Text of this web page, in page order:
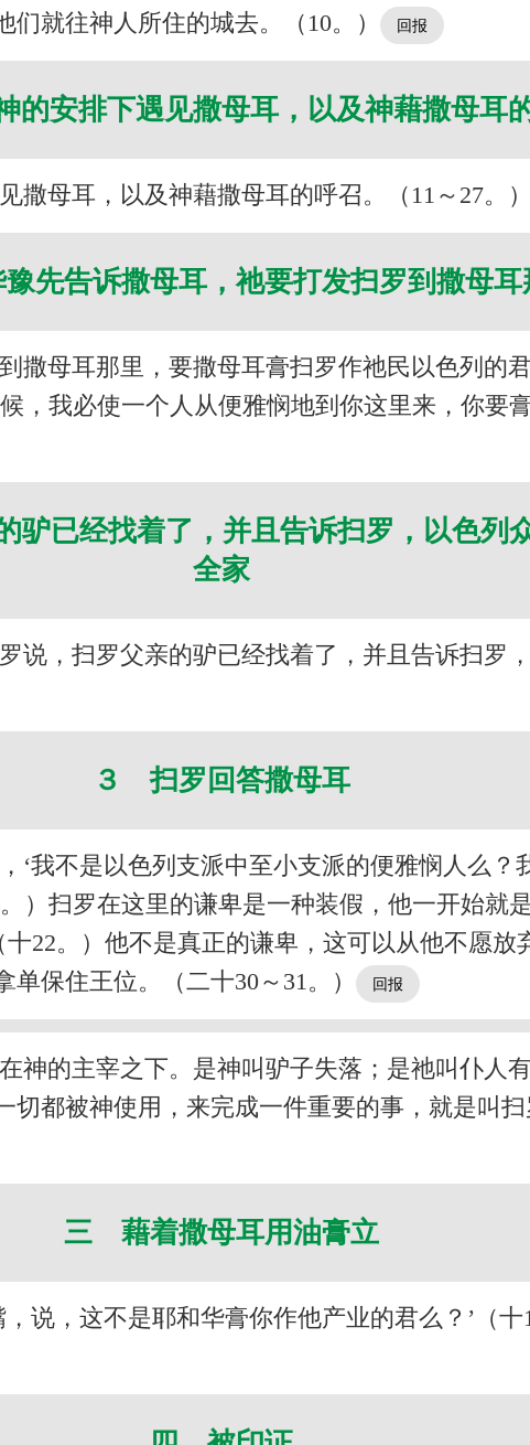
就往神人所住的城去。（10。）
安排下遇见撒母耳，以及神藉撒母耳
撒母耳，以及神藉撒母耳的呼召。（11～27。
先告诉撒母耳，祂要打发扫罗到撒母耳
撒母耳那里，要撒母耳膏扫罗作祂民以色列的
，我必使一个人从便雅悯地到你这里来，你要
已经找着了，并且告诉扫罗，以色列
全家
说，扫罗父亲的驴已经找着了，并且告诉扫罗
３ 扫罗回答撒母耳
‘我不是以色列支派中至小支派的便雅悯人么？
）扫罗在这里的谦卑是一种装假，他一开始就
22。）他不是真正的谦卑，这可以从他不愿
保住王位。（二十30～31。）
神的主宰之下。是神叫驴子失落；是祂叫仆人
切都被神使用，来完成一件重要的事，就是叫
三 藉着撒母耳用油膏立
说，这不是耶和华膏你作他产业的君么？’（